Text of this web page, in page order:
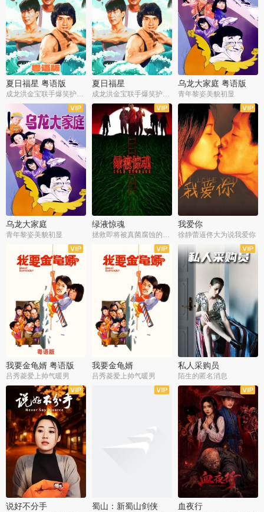
夏日福星 粤语版
成龙洪金宝联手爆笑护美女
夏日福星
成龙洪金宝联手爆笑护美女
乌龙大家庭 粤语版
青年黎姿美貌初显
乌龙大家庭
青年黎姿美貌初显
绿液惊魂
拯救即将被真菌腐蚀的世界
我爱你
徐静蕾逼佟大为说我爱你
我要金龟婿 粤语版
吕秀菱爱上帅气暖男
我要金龟婿
吕秀菱爱上帅气暖男
私人采购员
陌生的匿名消息
说好不分手 蜀山：新蜀山剑侠 血夜行